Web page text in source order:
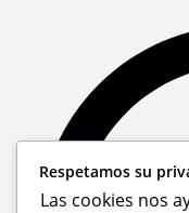
Respetamos su
Las cookies nos